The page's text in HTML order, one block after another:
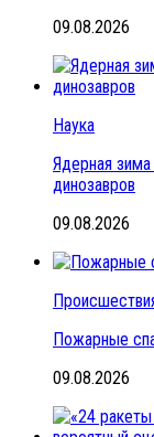
09.08.2026
Наука
Ядерная
динозавров
09.08.2026
Пожарные
09.08.2026